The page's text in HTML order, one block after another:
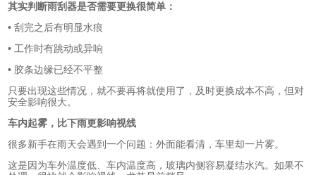
其实判断雨刮器是否需要更换很简单：
• 刮完之后有明显水痕
• 工作时有跳动或异响
• 胶条边缘已经不平整
只要出现这些情况，就不要再将就使用了，及时更换成本不高，但对
安全影响很大。
车内起雾，比下雨更影响视线
很多新手在雨天会遇到一个问题：外面能看清，车里却一片雾。
这是因为车外温度低、车内温度高，玻璃内侧容易凝结水汽。如果不